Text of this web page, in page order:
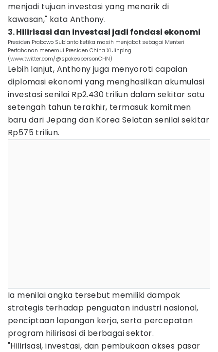
menjadi tujuan investasi yang menarik di
kawasan," kata Anthony.
3. Hilirisasi dan investasi jadi fondasi ekonomi
Presiden Prabowo Subianto ketika masih menjabat sebagai Menteri
Pertahanan menemui Presiden China Xi Jinping.
(www.twitter.com/@spokespersonCHN)
Lebih lanjut, Anthony juga menyoroti capaian
diplomasi ekonomi yang menghasilkan akumulasi
investasi senilai Rp2.430 triliun dalam sekitar satu
setengah tahun terakhir, termasuk komitmen
baru dari Jepang dan Korea Selatan senilai sekitar
Rp575 triliun.
Ia menilai angka tersebut memiliki dampak
strategis terhadap penguatan industri nasional,
penciptaan lapangan kerja, serta percepatan
program hilirisasi di berbagai sektor.
"Hilirisasi, investasi, dan pembukaan akses pasar